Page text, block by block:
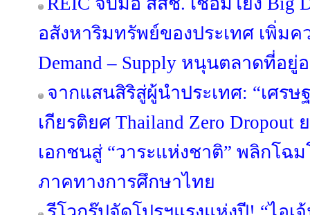
อสังหาริมทรัพย์ของประเทศ เพิ่ม
Demand – Supply หนุนตลาดที่อยู่
จากแสนสิริสู่ผู้นำประเทศ: “เศรษ
เกียรติยศ Thailand Zero
เอกชนสู่ “วาระแห่งชาติ” พลิกโฉ
ภาคทางการศึกษาไทย